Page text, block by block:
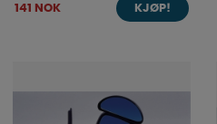
141 NOK KJØP!